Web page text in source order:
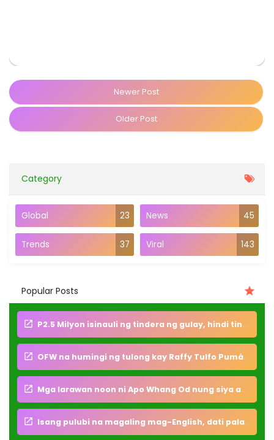
Newer Post
Older Post
Category
Global 23 News 45
Trends 37 Viral 143
Popular Posts
P2.5 Milyon isinauli ng tindera ng gulay, hindi tinanggap ang pabuya bakit?
OFW na humingi ng tulong kay Raffy Tulfo Pumán4w sa kalagitnaan ng biyahe pabalik sa Pilipinas
Mga larawan noon ni Apo Whang Od nung siya ay dalaga pa, pinagkaguluhan ng foreigners
Isang pulubi na magaling mag-English, dati pala itong Professor ng Ateneo at sa UP